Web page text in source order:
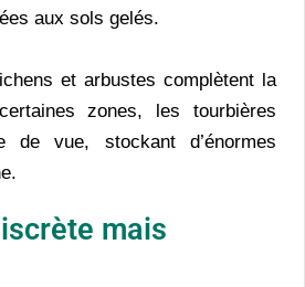
aux sols gelés.
et arbustes complètent la
zones, les tourbières
de vue, stockant d’énormes
mais